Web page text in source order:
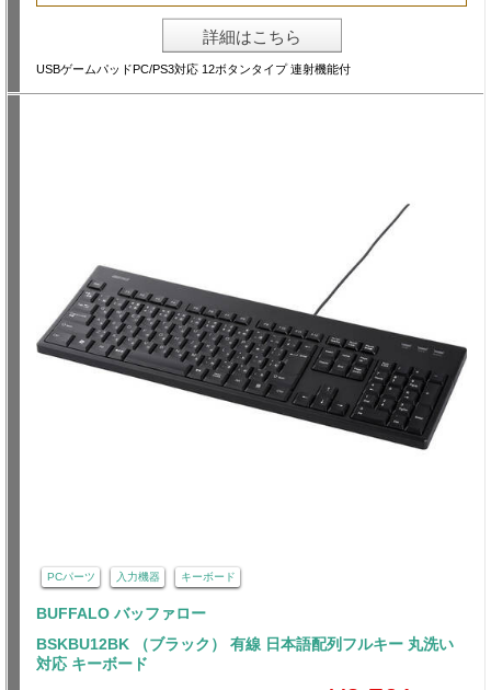
詳細はこちら
USBゲームパッドPC/PS3対応 12ボタンタイプ 連射機能付
PCパーツ 入力機器 キーボード
BUFFALO バッファロー
BSKBU12BK （ブラック） 有線 日本語配列フルキー 丸洗い
対応 キーボード